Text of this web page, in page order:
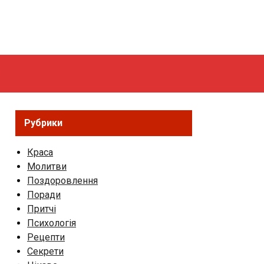
Рубрики
Краса
Молитви
Поздоровлення
Поради
Притчі
Психологія
Рецепти
Секрети